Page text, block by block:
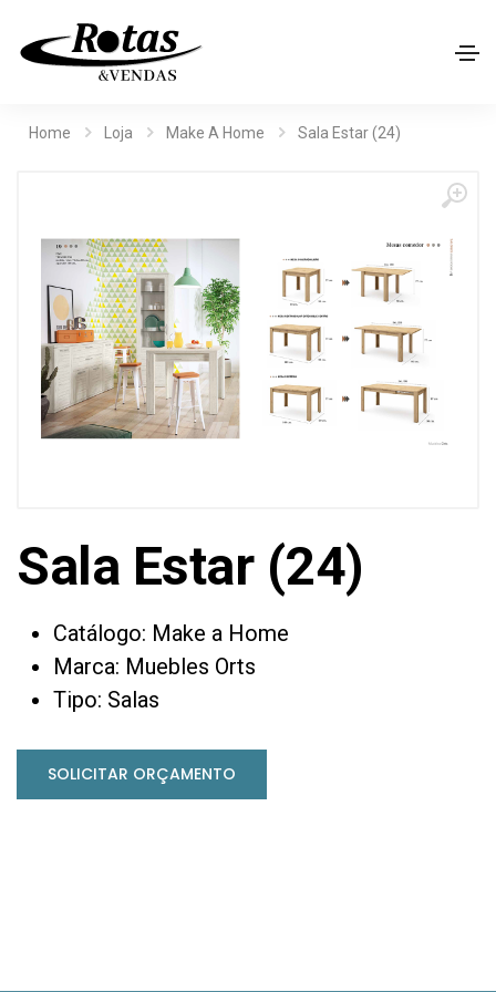
Home Loja Make A Home Sala Estar (24)
Sala Estar (24)
Catálogo: Make a Home
Marca: Muebles Orts
Tipo: Salas
SOLICITAR ORÇAMENTO